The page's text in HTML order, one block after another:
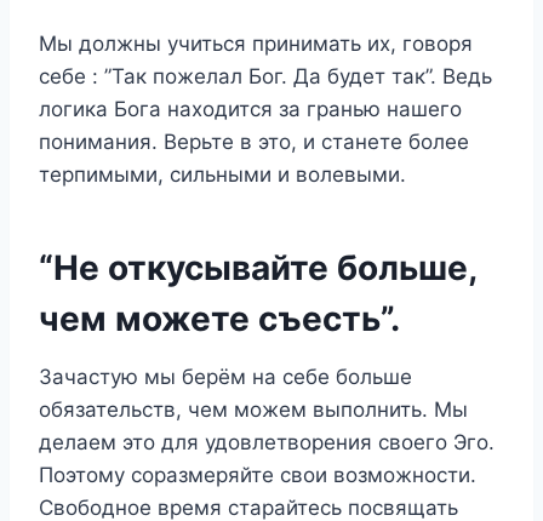
Мы должны учиться принимать их, говоря
себе : ”Так пожелал Бог. Да будет так”. Ведь
логика Бога находится за гранью нашего
понимания. Верьте в это, и станете более
терпимыми, сильными и волевыми.
“Не откусывайте больше,
чем можете съесть”.
Зачастую мы берём на себе больше
обязательств, чем можем выполнить. Мы
делаем это для удовлетворения своего Эго.
Поэтому соразмеряйте свои возможности.
Свободное время старайтесь посвящать